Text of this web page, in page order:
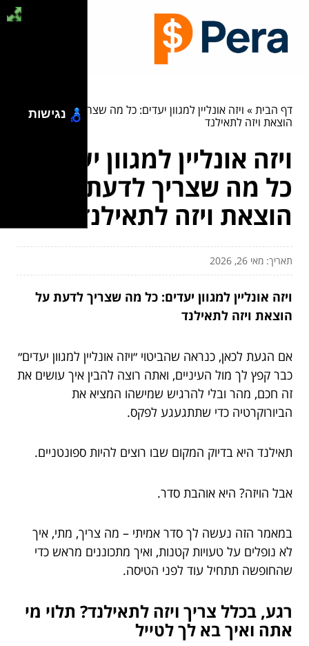
דף הבית» ויזה אונליין למגוון יעדים: כל מה שצריך לדעת על
הוצאת ויזה לתאילנד
ויזה אונליין למגוון יעדים:
כל מה שצריך לדעת על
הוצאת ויזה לתאילנד
תאריך: מאי 26, 2026
ויזה אונליין למגוון יעדים: כל מה שצריך לדעת על
הוצאת ויזה לתאילנד
אם הגעת לכאן, כנראה שהביטוי ״ויזה אונליין למגוון יעדים״
כבר קפץ לך מול העיניים, ואתה רוצה להבין איך עושים את
זה חכם, מהר ובלי להרגיש שמישהו המציא את
הביורוקרטיה כדי שתתגעגע לפקס.
תאילנד היא בדיוק המקום שבו רוצים להיות ספונטניים.
אבל הויזה? היא אוהבת סדר.
במאמר הזה נעשה לך סדר אמיתי – מה צריך, מתי, איך
לא נופלים על טעויות קטנות, ואיך מתכוננים מראש כדי
שהחופשה תתחיל עוד לפני הטיסה.
רגע, בכלל צריך ויזה לתאילנד? תלוי מי
אתה ואיך בא לך לטייל
נגישות